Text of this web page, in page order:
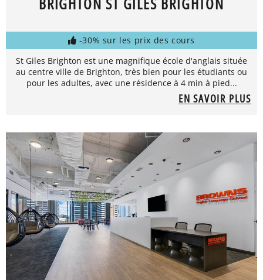
-30% sur les prix des cours
St Giles Brighton est une magnifique école d'anglais située
au centre ville de Brighton, très bien pour les étudiants ou
pour les adultes, avec une résidence à 4 min à pied...
EN SAVOIR PLUS